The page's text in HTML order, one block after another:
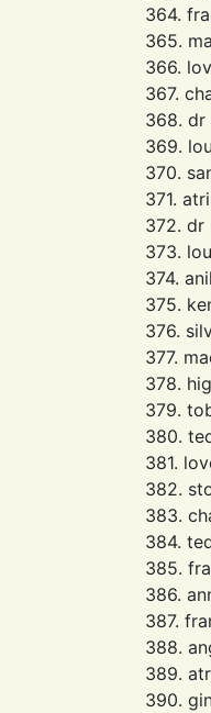
364.
365.
366.
367.
368. dr
369.
370.
371.
372. dr
373.
374.
375.
376.
377.
378.
379.
380.
381.
382.
383.
384.
385.
386.
387.
388.
389.
390.